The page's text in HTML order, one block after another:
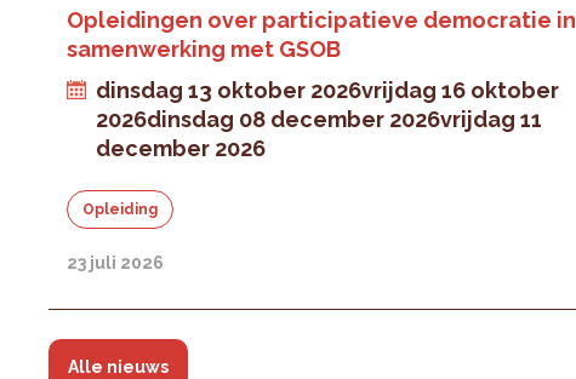
Opleidingen over participatieve democratie in
samenwerking met GSOB
dinsdag 13 oktober 2026vrijdag 16 oktober
2026dinsdag 08 december 2026vrijdag 11
december 2026
Opleiding
23 juli 2026
Alle nieuws